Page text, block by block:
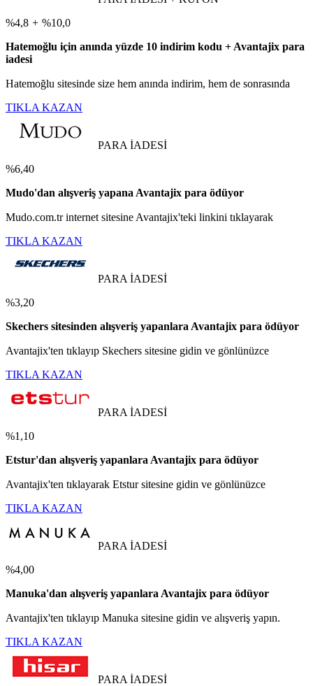
%4,8 + %10,0
Hatemoğlu için anında yüzde 10 indirim kodu + Avantajix para
iadesi
Hatemoğlu sitesinde size hem anında indirim, hem de sonrasında
TIKLA KAZAN
PARA İADESİ
%6,40
Mudo'dan alışveriş yapana Avantajix para ödüyor
Mudo.com.tr internet sitesine Avantajix'teki linkini tıklayarak
TIKLA KAZAN
PARA İADESİ
%3,20
Skechers sitesinden alışveriş yapanlara Avantajix para ödüyor
Avantajix'ten tıklayıp Skechers sitesine gidin ve gönlünüzce
TIKLA KAZAN
PARA İADESİ
%1,10
Etstur'dan alışveriş yapanlara Avantajix para ödüyor
Avantajix'ten tıklayarak Etstur sitesine gidin ve gönlünüzce
TIKLA KAZAN
PARA İADESİ
%4,00
Manuka'dan alışveriş yapanlara Avantajix para ödüyor
Avantajix'ten tıklayıp Manuka sitesine gidin ve alışveriş yapın.
TIKLA KAZAN
PARA İADESİ